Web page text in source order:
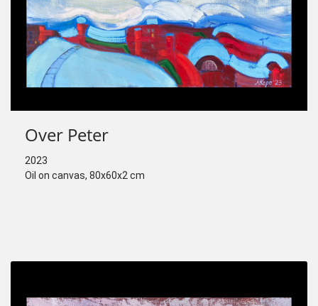
Over Peter
2023
Oil on canvas, 80x60x2 cm